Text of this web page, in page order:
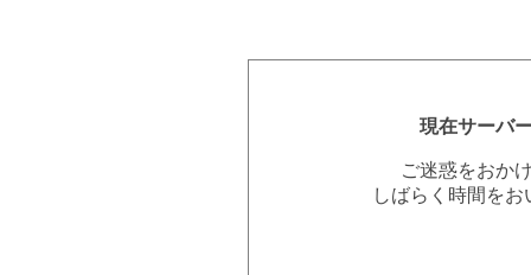
現在サーバ
ご迷惑をおか
しばらく時間を